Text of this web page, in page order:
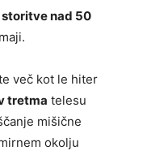
storitve nad 50
več kot le hiter
tretma telesu
mišične
okolju